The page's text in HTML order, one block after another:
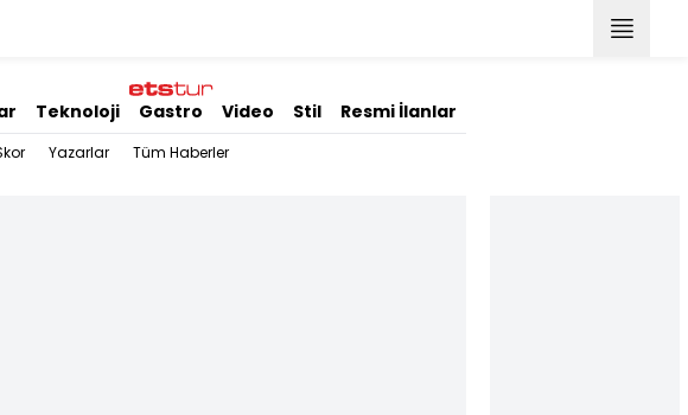
Teknoloji Gastro Video Stil Resmi İlanlar
Yazarlar Tüm Haberler